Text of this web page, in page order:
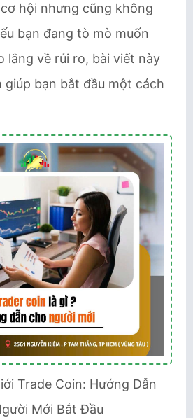
hội nhưng cũng không
bạn đang tò mò muốn
lắng về rủi ro, bài viết này
giúp bạn bắt đầu một cách
Trade Coin: Hướng Dẫn
Mới Bắt Đầu